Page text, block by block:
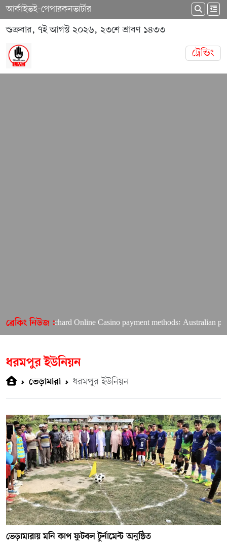
আর্কাইভই-পেপারকনভার্টার
শুক্রবার, ৭ই আগস্ট ২০২৬, ২৩শে শ্রাবণ ১৪৩৩
ট্রেন্ডিং
ব্রেকিং নিউজ :Richard Online Casino payment methods: Australian
ধরমপুর ইউনিয়ন
ভেড়ামারা ধরমপুর ইউনিয়ন
ভেড়ামারায় মনি কাপ ফুটবল টুর্নামেন্ট অনুষ্ঠিত